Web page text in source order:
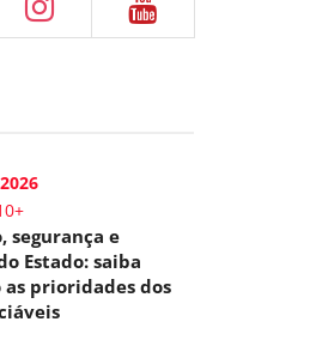
segurança e
Estado: saiba
as prioridades dos